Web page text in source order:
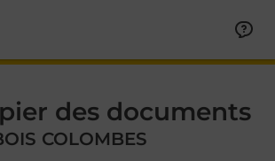
des documents
COLOMBES